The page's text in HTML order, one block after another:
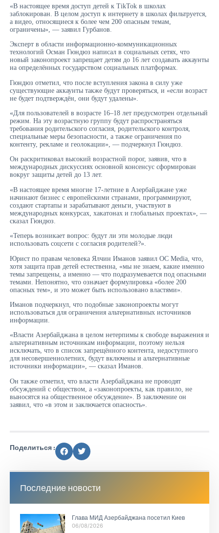
«В настоящее время доступ детей к TikTok в школах
заблокирован. В целом доступ к интернету в школах фильтруется,
а видео, относящиеся к более чем 200 опасным темам,
ограничены», — заявил Гурбанов.
Эксперт в области информационно-коммуникационных
технологий Осман Гюндюз написал в социальных сетях, что
новый законопроект запрещает детям до 16 лет создавать аккаунты
на определённых государством социальных платформах.
Гюндюз отметил, что после вступления закона в силу уже
существующие аккаунты также будут проверяться, и «если возраст
не будет подтверждён, они будут удалены».
«Для пользователей в возрасте 16–18 лет предусмотрен отдельный
режим. На эту возрастную группу будут распространяться
требования родительского согласия, родительского контроля,
специальные меры безопасности, а также ограничения по
контенту, рекламе и геолокации», — подчеркнул Гюндюз.
Он раскритиковал высокий возрастной порог, заявив, что в
международных дискуссиях основной консенсус сформирован
вокруг защиты детей до 13 лет.
«В настоящее время многие 17-летние в Азербайджане уже
начинают бизнес с европейскими странами, программируют,
создают стартапы и зарабатывают деньги, участвуют в
международных конкурсах, хакатонах и глобальных проектах», —
сказал Гюндюз.
«Теперь возникает вопрос: будут ли эти молодые люди
использовать соцсети с согласия родителей?».
Юрист по правам человека Ялчин Иманов заявил OC Media, что,
хотя защита прав детей естественна, «мы не знаем, какие именно
темы запрещены, а именно — что подразумевается под опасными
темами. Непонятно, что означает формулировка «более 200
опасных тем», и это может быть использовано властями».
Иманов подчеркнул, что подобные законопроекты могут
использоваться для ограничения альтернативных источников
информации.
«Власти Азербайджана в целом нетерпимы к свободе выражения и
альтернативным источникам информации, поэтому нельзя
исключать, что в список запрещённого контента, недоступного
для несовершеннолетних, будут включены и альтернативные
источники информации», — сказал Иманов.
Он также отметил, что власти Азербайджана не проводят
обсуждений с обществом, а «законопроекты, как правило, не
выносятся на общественное обсуждение». В заключение он
заявил, что «в этом и заключается опасность».
Поделиться :
Последние новости
Глава МИД Азербайджана посетил Киев
06/08/2026